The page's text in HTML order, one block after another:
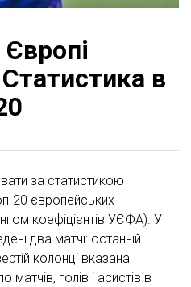
Європі
в
за статистикою
20 європейських
коефіцієнтів УЄФА). У
два матчі: останній
колонці вказана
матчів, голів і асистів в